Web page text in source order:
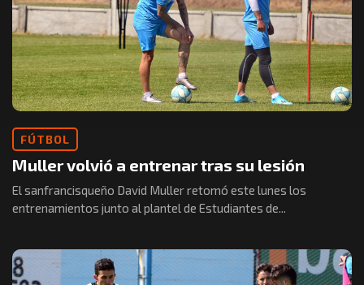
FÚTBOL
Muller volvió a entrenar tras su lesión
El sanfrancisqueño David Muller retomó este lunes los
entrenamientos junto al plantel de Estudiantes de...